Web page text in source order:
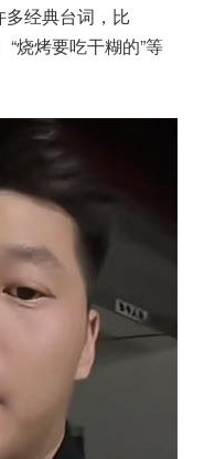
多经典台词，比
“烧烤要吃干糊的”等